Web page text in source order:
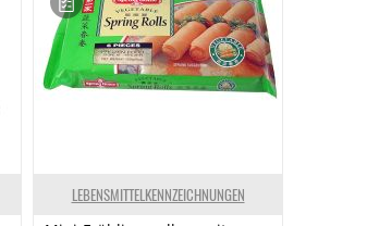
LEBENSMITTELKENNZEICHNUNGEN